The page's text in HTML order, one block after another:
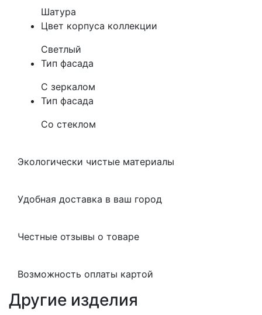
Шатура
Цвет корпуса коллекции
Светлый
Тип фасада
С зеркалом
Тип фасада
Со стеклом
Экологически чистые материалы
Удобная доставка в ваш город
Честные отзывы о товаре
Возможность оплаты картой
Другие изделия